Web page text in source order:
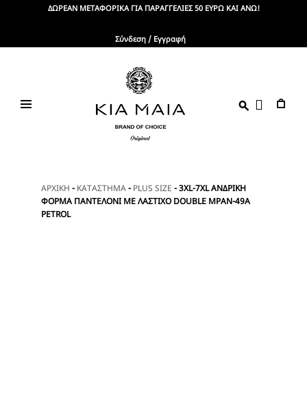
ΔΩΡΕΑΝ ΜΕΤΑΦΟΡΙΚΑ ΓΙΑ ΠΑΡΑΓΓΕΛΙΕΣ 50 ΕΥΡΩ ΚΑΙ ΑΝΩ!
Σύνδεση / Εγγραφή
ΑΡΧΙΚΗ - ΚΑΤΑΣΤΗΜΑ- PLUS SIZE -3XL-7XL ΑΝΔΡΙΚΗ
ΦΟΡΜΑ ΠΑΝΤΕΛΟΝΙ ΜΕ ΛΑΣΤΙΧΟ DOUBLE MPAN-49A
PETROL